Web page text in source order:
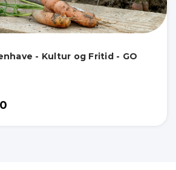
- Kultur og Fritid - GO